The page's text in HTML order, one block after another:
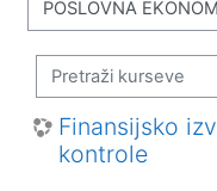
Pretraži kurseve
Finansijsko
kontrole